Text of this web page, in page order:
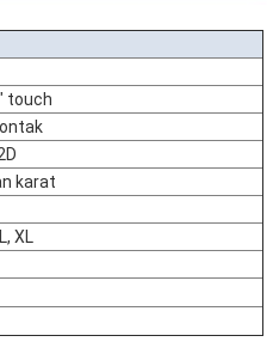
touch
karat
XL